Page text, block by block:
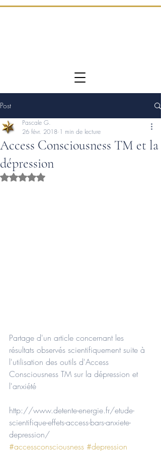
Post
Access Consciousness TM et la
dépression
Pascale G.
26 févr. 2018 1 min de lecture
Noté NaN étoiles sur 5.
Partage d'un article concernant les
résultats observés scientifiquement suite à
l'utilisation des outils d'Access
Consciousness TM sur la dépression et
l'anxiété
http://www.detente-energie.fr/etude-
scientifique-effets-access-bars-anxiete-
depression/
#accessconsciousness #depression